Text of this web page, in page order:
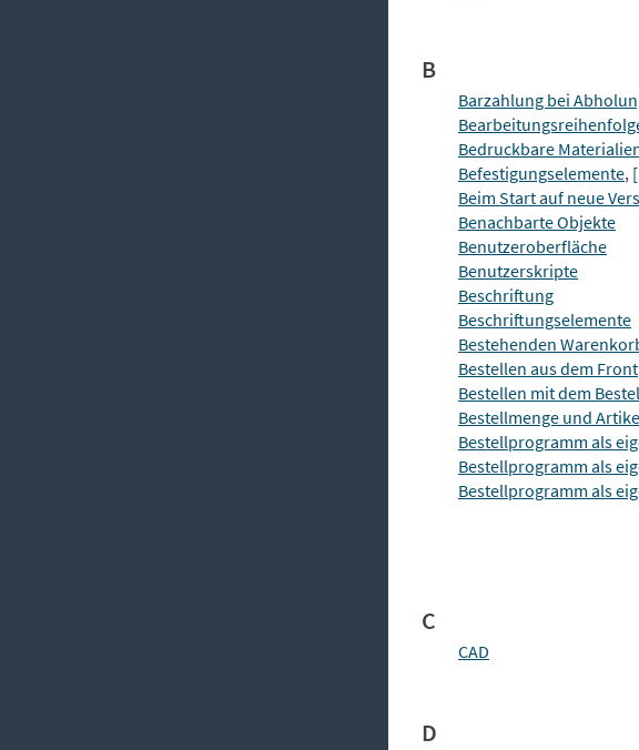
B
Barzahlung bei
Bedruckbare
Befestigungselemente,
Beim Start auf neue
Benachbarte Objekte
Benutzeroberfläche
Benutzerskripte
Beschriftung
Beschriftungselemente
Bestehenden
Bestellen aus dem
Bestellen mit dem
Bestellmenge und
Bestellprogramm als
Bestellprogramm als
Bestellprogramm als
C
CAD
D